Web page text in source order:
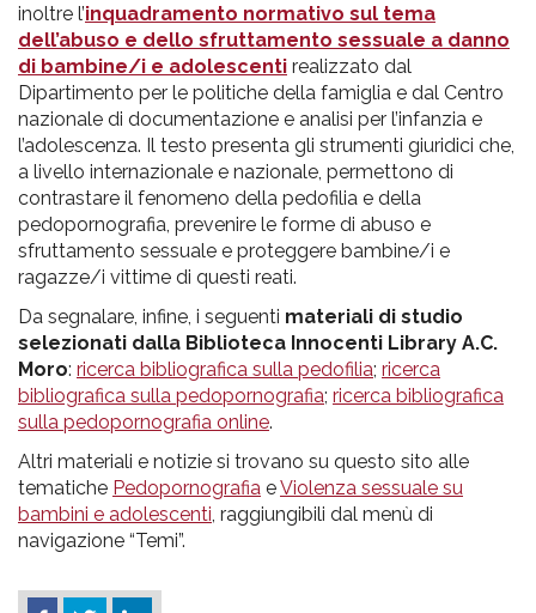
inoltre l’inquadramento normativo sul tema
dell’abuso e dello sfruttamento sessuale a danno
di bambine/i e adolescenti realizzato dal
Dipartimento per le politiche della famiglia e dal Centro
nazionale di documentazione e analisi per l’infanzia e
l’adolescenza. Il testo presenta gli strumenti giuridici che,
a livello internazionale e nazionale, permettono di
contrastare il fenomeno della pedofilia e della
pedopornografia, prevenire le forme di abuso e
sfruttamento sessuale e proteggere bambine/i e
ragazze/i vittime di questi reati.
Da segnalare, infine, i seguenti materiali di studio
selezionati dalla Biblioteca Innocenti Library A.C.
Moro: ricerca bibliografica sulla pedofilia; ricerca
bibliografica sulla pedopornografia; ricerca bibliografica
sulla pedopornografia online.
Altri materiali e notizie si trovano su questo sito alle
tematiche Pedopornografia eViolenza sessuale su
bambini e adolescenti , raggiungibili dal menù di
navigazione “Temi”.